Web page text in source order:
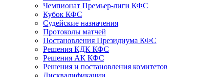
Чемпионат Премьер-лиги КФС
Кубок КФС
Судейские назначения
Протоколы матчей
Постановления Президиума КФС
Решения КДК КФС
Решения АК КФС
Решения и постановления комитетов
Дисквалификации